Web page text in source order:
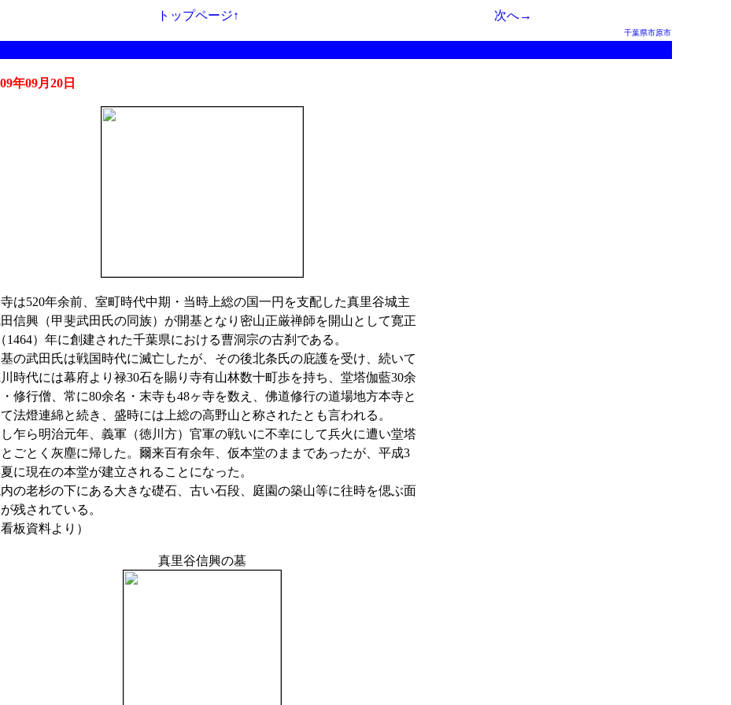
トップページ↑ 次へ→
千葉県市原市
年09月20日
は520年余前、室町時代中期・当時上総の国一円を支配した真里谷城主
信興（甲斐武田氏の同族）が開基となり密山正厳禅師を開山として寛正
1464）年に創建された千葉県における曹洞宗の古刹である。
基の武田氏は戦国時代に滅亡したが、その後北条氏の庇護を受け、続いて
時代には幕府より禄30石を賜り寺有山林数十町歩を持ち、堂塔伽藍30余
修行僧、常に80余名・末寺も48ヶ寺を数え、佛道修行の道場地方本寺と
て法燈連綿と続き、盛時には上総の高野山と称されたとも言われる。
乍ら明治元年、義軍（徳川方）官軍の戦いに不幸にして兵火に遭い堂塔
とごとく灰塵に帰した。爾来百有余年、仮本堂のままであったが、平成3
に現在の本堂が建立されることになった。
の老杉の下にある大きな礎石、古い石段、庭園の築山等に往時を偲ぶ面
残されている。
看板資料より）
真里谷信興の墓